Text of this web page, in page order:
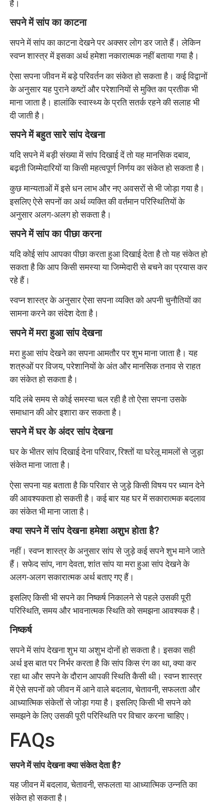
हैं।
सपने में सांप का काटना
सपने में सांप का काटना देखने पर अक्सर लोग डर जाते हैं। लेकिन
स्वप्न शास्त्र में इसका अर्थ हमेशा नकारात्मक नहीं बताया गया है।
ऐसा सपना जीवन में बड़े परिवर्तन का संकेत हो सकता है। कई विद्वानों
के अनुसार यह पुराने कष्टों और परेशानियों से मुक्ति का प्रतीक भी
माना जाता है। हालांकि स्वास्थ्य के प्रति सतर्क रहने की सलाह भी
दी जाती है।
सपने में बहुत सारे सांप देखना
यदि सपने में बड़ी संख्या में सांप दिखाई दें तो यह मानसिक दबाव,
बढ़ती जिम्मेदारियों या किसी महत्वपूर्ण निर्णय का संकेत हो सकता है।
कुछ मान्यताओं में इसे धन लाभ और नए अवसरों से भी जोड़ा गया है।
इसलिए ऐसे सपनों का अर्थ व्यक्ति की वर्तमान परिस्थितियों के
अनुसार अलग-अलग हो सकता है।
सपने में सांप का पीछा करना
यदि कोई सांप आपका पीछा करता हुआ दिखाई देता है तो यह संकेत हो
सकता है कि आप किसी समस्या या जिम्मेदारी से बचने का प्रयास कर
रहे हैं।
स्वप्न शास्त्र के अनुसार ऐसा सपना व्यक्ति को अपनी चुनौतियों का
सामना करने का संदेश देता है।
सपने में मरा हुआ सांप देखना
मरा हुआ सांप देखने का सपना आमतौर पर शुभ माना जाता है। यह
शत्रुओं पर विजय, परेशानियों के अंत और मानसिक तनाव से राहत
का संकेत हो सकता है।
यदि लंबे समय से कोई समस्या चल रही है तो ऐसा सपना उसके
समाधान की ओर इशारा कर सकता है।
सपने में घर के अंदर सांप देखना
घर के भीतर सांप दिखाई देना परिवार, रिश्तों या घरेलू मामलों से जुड़ा
संकेत माना जाता है।
ऐसा सपना यह बताता है कि परिवार से जुड़े किसी विषय पर ध्यान देने
की आवश्यकता हो सकती है। कई बार यह घर में सकारात्मक बदलाव
का संकेत भी माना जाता है।
क्या सपने में सांप देखना हमेशा अशुभ होता है?
नहीं। स्वप्न शास्त्र के अनुसार सांप से जुड़े कई सपने शुभ माने जाते
हैं। सफेद सांप, नाग देवता, शांत सांप या मरा हुआ सांप देखने के
अलग-अलग सकारात्मक अर्थ बताए गए हैं।
इसलिए किसी भी सपने का निष्कर्ष निकालने से पहले उसकी पूरी
परिस्थिति, समय और भावनात्मक स्थिति को समझना आवश्यक है।
निष्कर्ष
सपने में सांप देखना शुभ या अशुभ दोनों हो सकता है। इसका सही
अर्थ इस बात पर निर्भर करता है कि सांप किस रंग का था, क्या कर
रहा था और सपने के दौरान आपकी स्थिति कैसी थी। स्वप्न शास्त्र
में ऐसे सपनों को जीवन में आने वाले बदलाव, चेतावनी, सफलता और
आध्यात्मिक संकेतों से जोड़ा गया है। इसलिए किसी भी सपने को
समझने के लिए उसकी पूरी परिस्थिति पर विचार करना चाहिए।
FAQs
सपने में सांप देखना क्या संकेत देता है?
यह जीवन में बदलाव, चेतावनी, सफलता या आध्यात्मिक उन्नति का
संकेत हो सकता है।